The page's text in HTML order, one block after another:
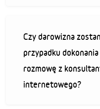
Czy darowizna
przypadku
rozmowę z
internetowego?